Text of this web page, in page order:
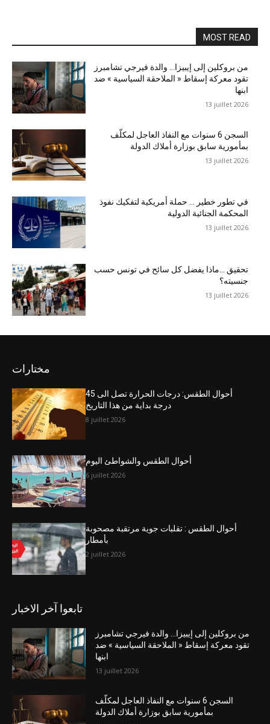
MOST READ
من بروكلين إلى إيبيزا… والدة فيرجي تشامبرز
تقود معركة إسقاط « الملاحقة السياسية » ضد
ابنها
13 juillet 2026
السجن 6 سنوات مع النفاذ العاجل لمكلّف
بمأمورية سابق بوزارة أملاك الدولة
13 juillet 2026
في تطور خطير … حملة أمريكية لتفكيك نفوذ
المحكمة الجنائية الدولية
13 juillet 2026
تحقيق …ماذا يفضل كل سائح في تونس حسب
جنسيته؟
13 juillet 2026
مختارات
أحوال الطقس: درجات الحرارة تصل الى 45
درجة بداية من هذا التاريخ
8 juillet 2026
أحوال الطقس والشواطئ اليوم
6 juillet 2026
أحوال الطقس : تقلبات جوية مرتقبة مصحوبة
بأمطار
2 juillet 2026
تابعوا آخر الاخبار
من بروكلين إلى إيبيزا… والدة فيرجي تشامبرز
تقود معركة إسقاط « الملاحقة السياسية » ضد
ابنها
13 juillet 2026
السجن 6 سنوات مع النفاذ العاجل لمكلّف
بمأمورية سابق بوزارة أملاك الدولة